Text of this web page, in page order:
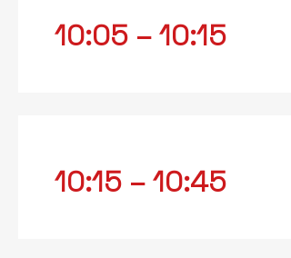
10:05 – 10:15
10:15 – 10:45